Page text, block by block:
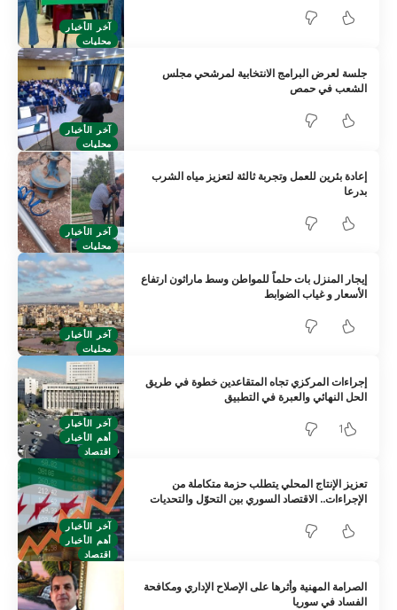
آخر الأخبار
محليات
آخر الأخبار
محليات
جلسة لعرض البرامج الانتخابية لمرشحي مجلس
الشعب في حمص
آخر الأخبار
محليات
إعادة بئرين للعمل وتجربة ثالثة لتعزيز مياه الشرب
بدرعا
آخر الأخبار
محليات
إيجار المنزل بات حلماً للمواطن وسط ماراثون ارتفاع
الأسعار و غياب الضوابط
آخر الأخبار
أهم الأخبار
اقتصاد
إجراءات المركزي تجاه المتقاعدين خطوة في طريق
الحل النهائي والعبرة في التطبيق
1
آخر الأخبار
أهم الأخبار
اقتصاد
تعزيز الإنتاج المحلي يتطلب حزمة متكاملة من
الإجراءات.. الاقتصاد السوري بين التحوّل والتحديات
الصرامة المهنية وأثرها على الإصلاح الإداري ومكافحة
الفساد في سوريا